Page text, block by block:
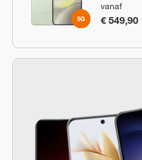
vanaf
€ 549,90